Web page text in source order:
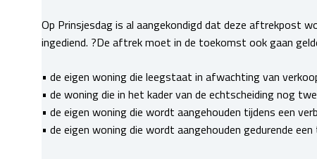
Op Prinsjesdag is al aangekondigd dat deze aftrekpost
ingediend. ?De aftrek moet in de toekomst ook gaan
• de eigen woning die leegstaat in afwachting van
• de woning die in het kader van de echtscheiding nog
• de eigen woning die wordt aangehouden tijdens een
• de eigen woning die wordt aangehouden gedurende